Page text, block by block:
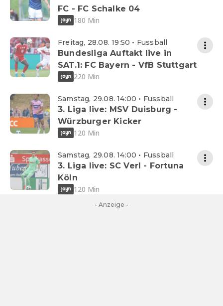
FC - FC Schalke 04
180 Min
Freitag, 28.08. 19:50 • Fussball
Bundesliga Auftakt live in
SAT.1: FC Bayern - VfB Stuttgart
220 Min
Samstag, 29.08. 14:00 • Fussball
3. Liga live: MSV Duisburg -
Würzburger Kicker
120 Min
Samstag, 29.08. 14:00 • Fussball
3. Liga live: SC Verl - Fortuna
Köln
120 Min
- Anzeige -